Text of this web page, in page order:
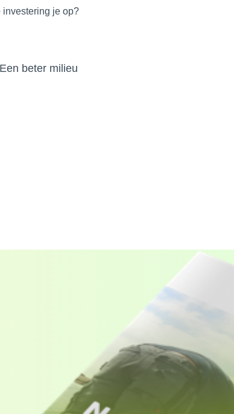
investering je op?
Een beter milieu